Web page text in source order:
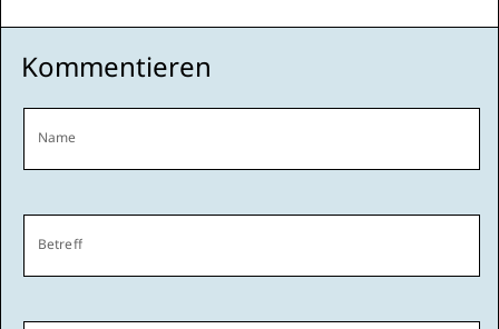
Kommentieren
Name
Betreff